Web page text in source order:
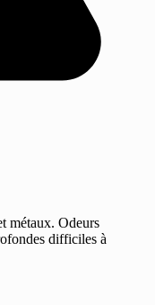
métaux. Odeurs
difficiles à